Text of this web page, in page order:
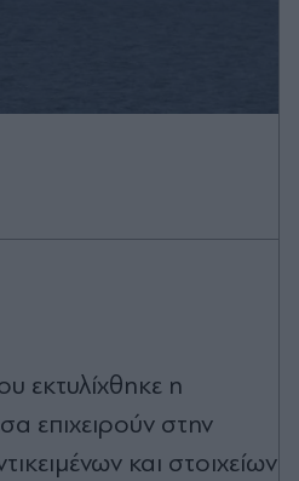
εκτυλίχθηκε η
επιχειρούν στην
και στοιχείων